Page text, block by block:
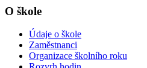
O škole
Údaje o škole
Zaměstnanci
Organizace školního roku